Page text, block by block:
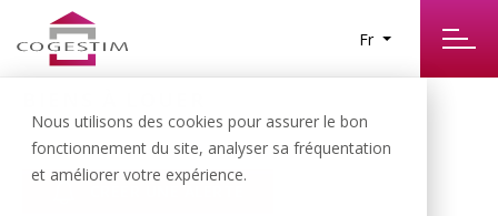
Nous utilisons des cookies pour assurer le bon
fonctionnement du site, analyser sa fréquentation
et améliorer votre expérience.
Fr
0RÉSULTATS TROUVÉS
CRÉER UNE ALERTE